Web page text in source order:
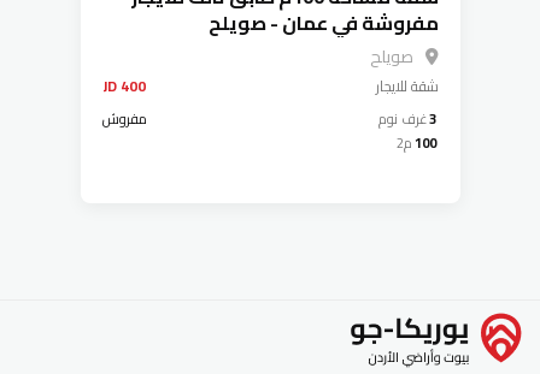
مفروشة في عمان - صويلح
صويلح
شقةللايجار 400 JD
3غرف نوم
مفروش
100م2